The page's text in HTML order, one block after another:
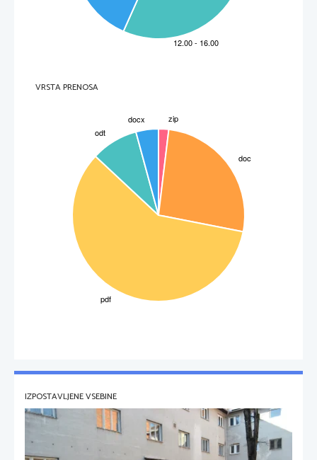
Te galaksije vsebujejo veliko plinov in
prahu. Veliki Magellanov oblak je nepravilna
galaksija, je spremljevalka naše galaksije.
Meri v premeru 30 000 svetlobnih let
oddaljena pa je 160 000 svetlobnih let
Gravitacijski zakon
VRSTA PRENOSA
IZPOSTAVLJENE VSEBINE